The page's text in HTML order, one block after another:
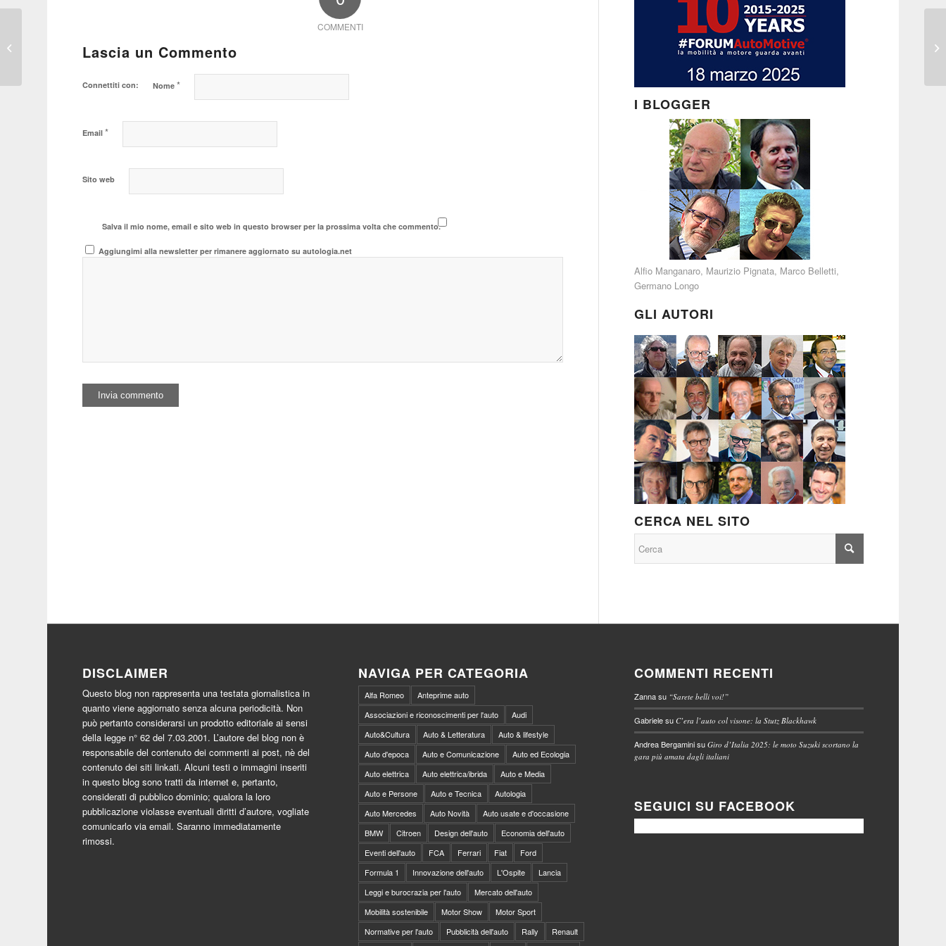
COMMENTI
Lascia un Commento
Connettiti con: Nome*
Email*
Sito web
Salva il mio nome, email e sito web in questo browser per la prossima volta che commento.
Aggiungimi alla newsletter per rimanere aggiornato su autologia.net
I BLOGGER
Alfio Manganaro, Maurizio Pignata, Marco Belletti,
Germano Longo
GLI AUTORI
CERCA NEL SITO
DISCLAIMER
Questo blog non rappresenta una testata giornalistica in
quanto viene aggiornato senza alcuna periodicità. Non
può pertanto considerarsi un prodotto editoriale ai sensi
della legge n° 62 del 7.03.2001. L’autore del blog non è
responsabile del contenuto dei commenti ai post, nè del
contenuto dei siti linkati. Alcuni testi o immagini inseriti
in questo blog sono tratti da internet e, pertanto,
considerati di pubblico dominio; qualora la loro
pubblicazione violasse eventuali diritti d’autore, vogliate
comunicarlo via email. Saranno immediatamente
rimossi.
NAVIGA PER CATEGORIA
Alfa Romeo
Anteprime auto
Associazioni e riconoscimenti per l'auto
Audi
Auto&Cultura
Auto & Letteratura
Auto & lifestyle
Auto d'epoca
Auto e Comunicazione
Auto ed Ecologia
Auto elettrica
Auto elettrica/ibrida
Auto e Media
Auto e Persone
Auto e Tecnica
Autologia
Auto Mercedes
Auto Novità
Auto usate e d'occasione
BMW
Citroen Design dell'auto
Economia dell'auto
Eventi dell'auto
FCA Ferrari Fiat
Ford
Formula 1
Innovazione dell'auto L'Ospite
Lancia
Leggi e burocrazia per l'auto
Mercato dell'auto
Mobilità sostenibile
Motor Show
Motor Sport
Normative per l'auto
Pubblicità dell'auto Rally
Renault
COMMENTI RECENTI
Zannasu “Sarete belli voi!”
GabrielesuC’era l’auto col visone: la Stutz Blackhawk
Andrea BergaminisuGiro d’Italia 2025: le moto Suzuki scortano la
gara più amata dagli italiani
SEGUICI SU FACEBOOK
Torino”: da sogno a